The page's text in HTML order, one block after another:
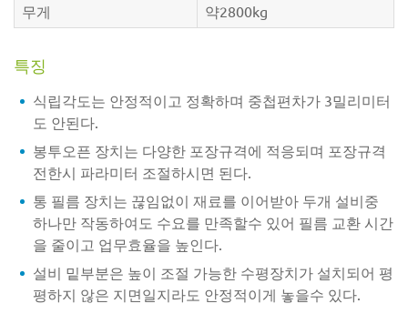
무게 약2800kg
특징
식립각도는 안정적이고 정확하며 중첩편차가 3밀리미터
도 안된다.
봉투오픈 장치는 다양한 포장규격에 적응되며 포장규격
전한시 파라미터 조절하시면 된다.
통 필름 장치는 끊임없이 재료를 이어받아 두개 설비중
하나만 작동하여도 수요를 만족할수 있어 필름 교환 시간
을 줄이고 업무효율을 높인다.
설비 밑부분은 높이 조절 가능한 수평장치가 설치되어 평
평하지 않은 지면일지라도 안정적이게 놓을수 있다.